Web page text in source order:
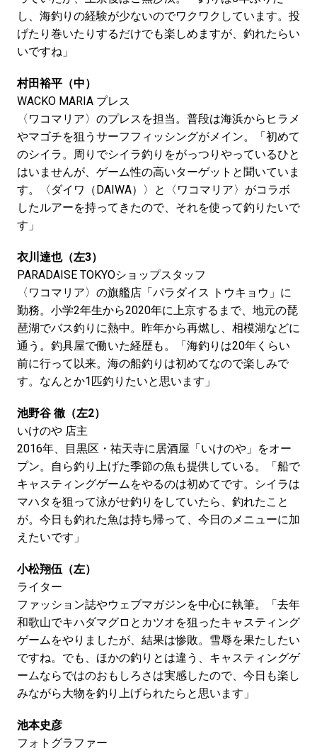
し、海釣りの経験が少ないのでワクワクしています。投
げたり巻いたりするだけでも楽しめますが、釣れたらい
いですね」
村田裕平（中）
WACKO MARIA プレス
〈ワコマリア〉のプレスを担当。普段は海浜からヒラメ
やマゴチを狙うサーフフィッシングがメイン。「初めて
のシイラ。周りでシイラ釣りをがっつりやっているひと
はいませんが、ゲーム性の高いターゲットと聞いていま
す。〈ダイワ（DAIWA）〉と〈ワコマリア〉がコラボ
したルアーを持ってきたので、それを使って釣りたいで
す」
衣川達也（左3）
PARADAISE TOKYOショップスタッフ
〈ワコマリア〉の旗艦店「パラダイス トウキョウ」に
勤務。小学2年生から2020年に上京するまで、地元の琵
琶湖でバス釣りに熱中。昨年から再燃し、相模湖などに
通う。釣具屋で働いた経歴も。「海釣りは20年くらい
前に行って以来。海の船釣りは初めてなので楽しみで
す。なんとか1匹釣りたいと思います」
池野谷 徹（左2）
いけのや 店主
2016年、目黒区・祐天寺に居酒屋「いけのや」をオー
プン。自ら釣り上げた季節の魚も提供している。「船で
キャスティングゲームをやるのは初めてです。シイラは
マハタを狙って泳がせ釣りをしていたら、釣れたこと
が。今日も釣れた魚は持ち帰って、今日のメニューに加
えたいです」
小松翔伍（左）
ライター
ファッション誌やウェブマガジンを中心に執筆。「去年
和歌山でキハダマグロとカツオを狙ったキャスティング
ゲームをやりましたが、結果は惨敗。雪辱を果たしたい
ですね。でも、ほかの釣りとは違う、キャスティングゲ
ームならではのおもしろさは実感したので、今日も楽し
みながら大物を釣り上げられたらと思います」
池本史彦
フォトグラファー